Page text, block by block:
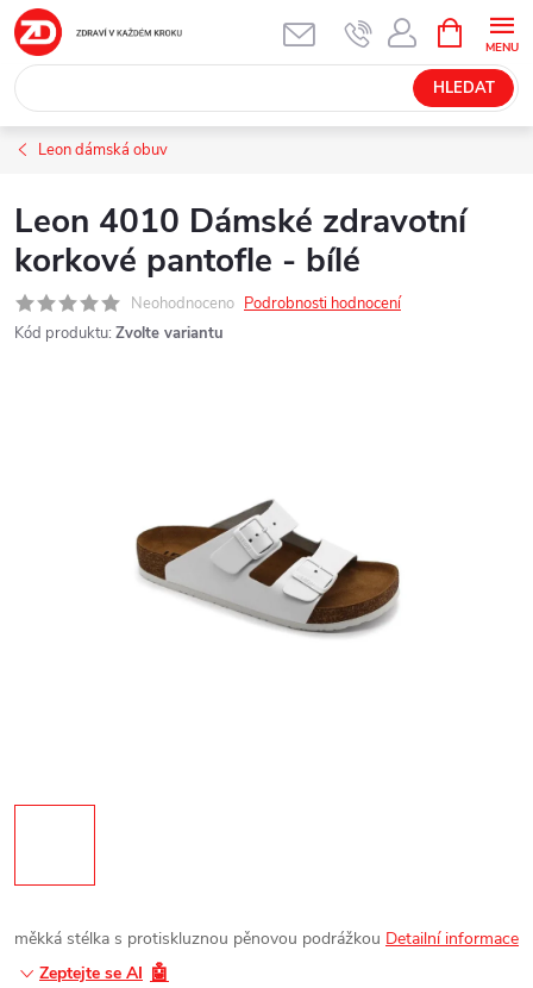
Přejít
na
obsah
HLEDAT
NÁKUPNÍ
KOŠÍK
Leon dámská obuv
Leon 4010 Dámské zdravotní
korkové pantofle - bílé
Neohodnoceno Podrobnosti hodnocení
Kód produktu: Zvolte variantu
měkká stélka s protiskluznou pěnovou podrážkou Detailní informace
Zeptejte se AI 🤖